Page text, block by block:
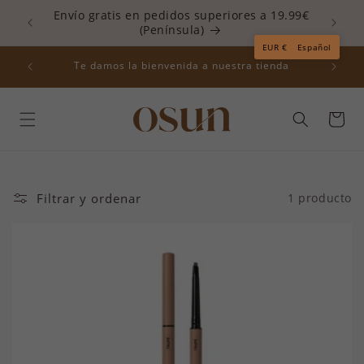
directamenteEnvío gratis en pedidos superiores a 19.99€
(Península)
Te damos la bienvenida a nuestra tienda
Carrito
Filtrar y ordenar 1 producto
EUR € Español